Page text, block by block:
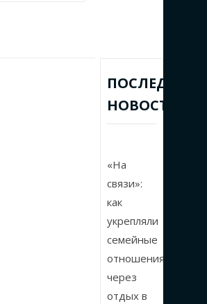
ПОСЛЕДНИЕ
НОВОСТИ
«На
связи»:
как
укрепляли
семейные
отношения
через
отдых в